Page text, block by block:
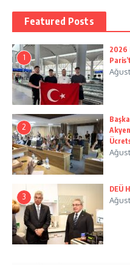
Featured Posts
1
2026
2
3
DEÜ